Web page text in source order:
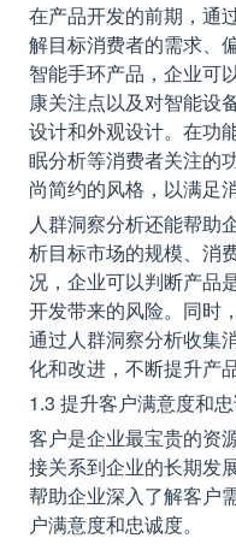
在产品开发的前期，通
解目标消费者的需求、
智能手环产品，企业可
康关注点以及对智能设
设计和外观设计。在功
眠分析等消费者关注的
尚简约的风格，以满足
人群洞察分析还能帮助
析目标市场的规模、消
况，企业可以判断产品
开发带来的风险。同时
通过人群洞察分析收集
化和改进，不断提升产
1.3 提升客户满意度和
客户是企业最宝贵的资
接关系到企业的长期发
帮助企业深入了解客户
户满意度和忠诚度。